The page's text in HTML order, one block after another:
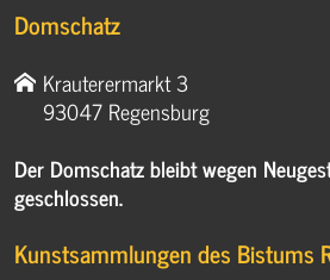
Domschatz
Krauterermarkt 3
93047 Regensburg
Der Domschatz bleibt wegen
geschlossen.
Kunstsammlungen des Bistums